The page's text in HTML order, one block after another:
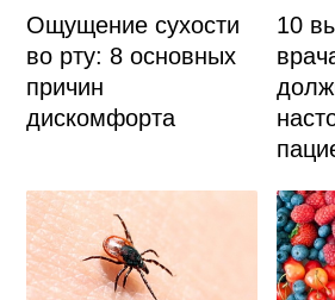
Ощущение сухости
во рту: 8 основных
причин
дискомфорта
10